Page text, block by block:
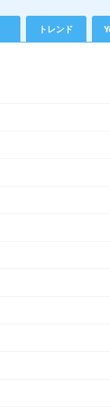
トレンド